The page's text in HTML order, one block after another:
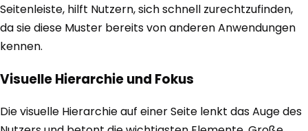
Seitenleiste, hilft Nutzern, sich schnell zurechtzufinden,
da sie diese Muster bereits von anderen Anwendungen
kennen.
Visuelle Hierarchie und Fokus
Die visuelle Hierarchie auf einer Seite lenkt das Auge des